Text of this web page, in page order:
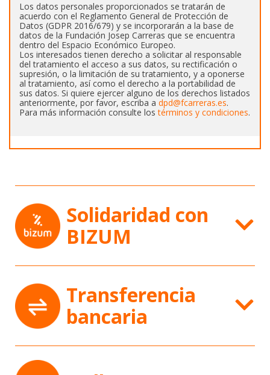
Los datos personales proporcionados se tratarán de
acuerdo con el Reglamento General de Protección de
Datos (GDPR 2016/679) y se incorporarán a la base de
datos de la Fundación Josep Carreras que se encuentra
dentro del Espacio Económico Europeo.
Los interesados tienen derecho a solicitar al responsable
del tratamiento el acceso a sus datos, su rectificación o
supresión, o la limitación de su tratamiento, y a oponerse
al tratamiento, así como el derecho a la portabilidad de
sus datos. Si quiere ejercer alguno de los derechos listados
anteriormente, por favor, escriba a dpd@fcarreras.es.
Para más información consulte lostérminos y condiciones.
Solidaridad con
BIZUM
Transferencia
bancaria